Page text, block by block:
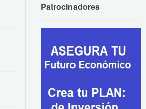
Patrocinadores